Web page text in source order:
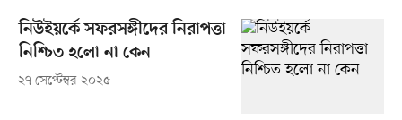
নিউইয়র্কে সফরসঙ্গীদের নিরাপত্তা
নিশ্চিত হলো না কেন
২৭ সেপ্টেম্বর ২০২৫